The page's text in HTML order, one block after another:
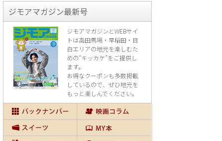
ジモアマガジン最新号
ジモアマガジンとWEBサイ
トは高田馬場・早稲田・目
白エリアの地元を楽しむた
めの“キッカケ”をご提供し
ます。
お得なクーポンも多数掲載
しているので、 ぜひ地元を
もっと楽しんでください。